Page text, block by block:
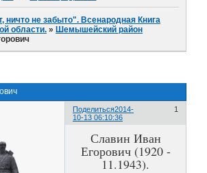
ничто не забыто". Всенародная Книга
области. » Шемышейский район
Поделиться 1
2014-
10-13 06:10:36
Славин Иван
Егорович (1920 -
11.1943).